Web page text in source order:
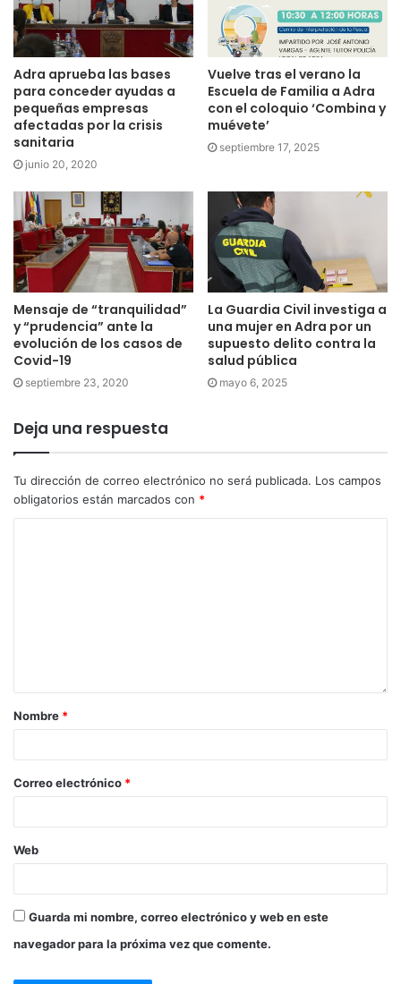
Adra aprueba las bases
para conceder ayudas a
pequeñas empresas
afectadas por la crisis
sanitaria
junio 20, 2020
Vuelve tras el verano la
Escuela de Familia a Adra
con el coloquio ‘Combina y
muévete’
septiembre 17, 2025
Mensaje de “tranquilidad”
y “prudencia” ante la
evolución de los casos de
Covid-19
septiembre 23, 2020
La Guardia Civil investiga a
una mujer en Adra por un
supuesto delito contra la
salud pública
mayo 6, 2025
Deja una respuesta
Tu dirección de correo electrónico no será publicada. Los campos
obligatorios están marcados con *
Nombre *
Correo electrónico *
Web
Guarda mi nombre, correo electrónico y web en este
navegador para la próxima vez que comente.